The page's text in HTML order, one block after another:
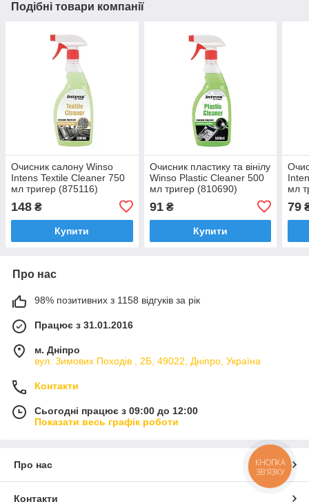
Подібні товари компанії
Очисник салону Winso
Intens Textile Cleaner 750
мл тригер (875116)
148 ₴
Купити
Очисник пластику та вінілу
Winso Plastic Cleaner 500
мл тригер (810690)
91₴
Купити
мл
79
Про нас
98% позитивних з 1158 відгуків за рік
Працює з 31.01.2016
м. Дніпро
вул. Зимових Походiв , 2Б, 49022, Дніпро, Україна
Контакти
Сьогодні працює з 09:00 до 12:00
Показати весь графік роботи
Про нас
Контакти
КНОПКА
ЗВ'ЯЗКУ